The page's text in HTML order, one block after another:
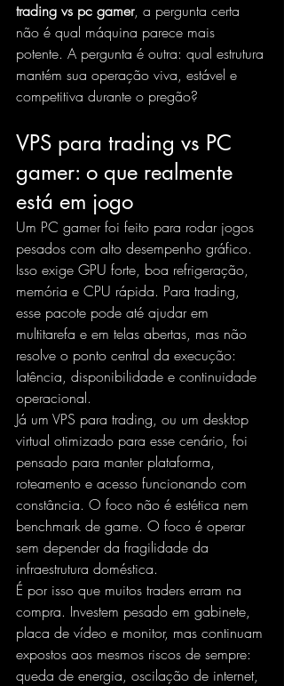
trading vs pc gamer, a pergunta certa
não é qual máquina parece mais
potente. A pergunta é outra: qual estrutura
mantém sua operação viva, estável e
competitiva durante o pregão?
VPS para trading vs PC
gamer: o que realmente
está em jogo
Um PC gamer foi feito para rodar jogos
pesados com alto desempenho gráfico.
Isso exige GPU forte, boa refrigeração,
memória e CPU rápida. Para trading,
esse pacote pode até ajudar em
multitarefa e em telas abertas, mas não
resolve o ponto central da execução:
latência, disponibilidade e continuidade
operacional.
Já um VPS para trading, ou um desktop
virtual otimizado para esse cenário, foi
pensado para manter plataforma,
roteamento e acesso funcionando com
constância. O foco não é estética nem
benchmark de game. O foco é operar
sem depender da fragilidade da
infraestrutura doméstica.
É por isso que muitos traders erram na
compra. Investem pesado em gabinete,
placa de vídeo e monitor, mas continuam
expostos aos mesmos riscos de sempre:
queda de energia, oscilação de internet,